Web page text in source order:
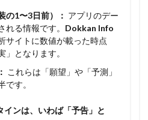
の1〜3日前）： アプリのデー
れる情報です。 Dokkan Info
サイトに数値が載った時点
」となります。
これらは「願望」や「予測」
です。
ンは、いわば「予告」と